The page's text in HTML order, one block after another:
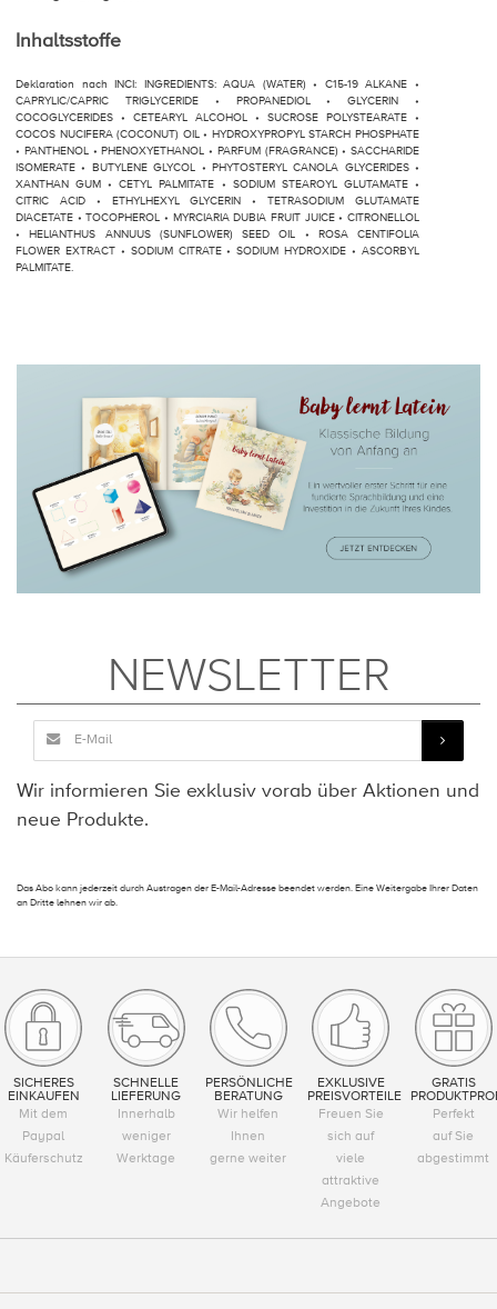
Inhaltsstoffe
Deklaration nach INCI: INGREDIENTS: AQUA (WATER) • C15-19 ALKANE •
CAPRYLIC/CAPRIC TRIGLYCERIDE • PROPANEDIOL • GLYCERIN •
COCOGLYCERIDES • CETEARYL ALCOHOL • SUCROSE POLYSTEARATE •
COCOS NUCIFERA (COCONUT) OIL • HYDROXYPROPYL STARCH PHOSPHATE
• PANTHENOL • PHENOXYETHANOL • PARFUM (FRAGRANCE) • SACCHARIDE
ISOMERATE • BUTYLENE GLYCOL • PHYTOSTERYL CANOLA GLYCERIDES •
XANTHAN GUM • CETYL PALMITATE • SODIUM STEAROYL GLUTAMATE •
CITRIC ACID • ETHYLHEXYL GLYCERIN • TETRASODIUM GLUTAMATE
DIACETATE • TOCOPHEROL • MYRCIARIA DUBIA FRUIT JUICE • CITRONELLOL
• HELIANTHUS ANNUUS (SUNFLOWER) SEED OIL • ROSA CENTIFOLIA
FLOWER EXTRACT • SODIUM CITRATE • SODIUM HYDROXIDE • ASCORBYL
PALMITATE.
NEWSLETTER
Wir informieren Sie exklusiv vorab über Aktionen und
neue Produkte.
Das Abo kann jederzeit durch Austragen der E-Mail-Adresse beendet werden. Eine Weitergabe Ihrer Daten
an Dritte lehnen wir ab.
SICHERES
EINKAUFEN
Mit dem
Paypal
Käuferschutz
SCHNELLE
LIEFERUNG
Innerhalb
weniger
Werktage
PERSÖNLICHE
BERATUNG
Wir helfen
Ihnen
gerne weiter
EXKLUSIVE
PREISVORTEILE
Freuen Sie
sich auf
viele
attraktive
Angebote
GRATIS
Perfekt
auf Sie
abgestimmt